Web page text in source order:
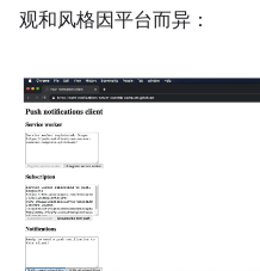
观和风格因平台而异：